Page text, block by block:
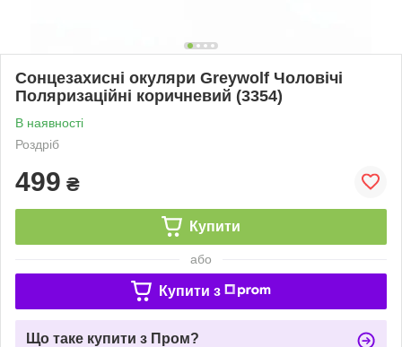
Сонцезахисні окуляри Greywolf Чоловічі
Поляризаційні коричневий (3354)
В наявності
Роздріб
499 ₴
Купити
або
Купити з
Що таке купити з Пром?